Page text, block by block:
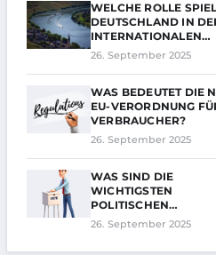
WELCHE ROLLE
DEUTSCHLAND IN
INTERNATIONALEN…
26. September 2025
WAS BEDEUTET DIE
EU-VERORDNUNG
VERBRAUCHER?
26. September 2025
WAS SIND DIE
WICHTIGSTEN
POLITISCHEN
ENTSCHEIDUNGEN…
26. September 2025